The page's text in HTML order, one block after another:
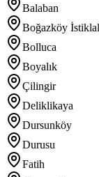
Balaban
Boğazköy İstiklal
Bolluca
Boyalık
Çilingir
Deliklikaya
Dursunköy
Durusu
Fatih